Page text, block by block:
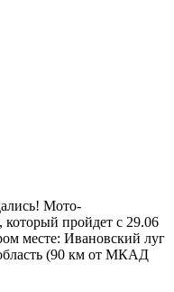
Мото-
пройдет с 29.06
месте: Ивановский луг
(90 км от МКАД